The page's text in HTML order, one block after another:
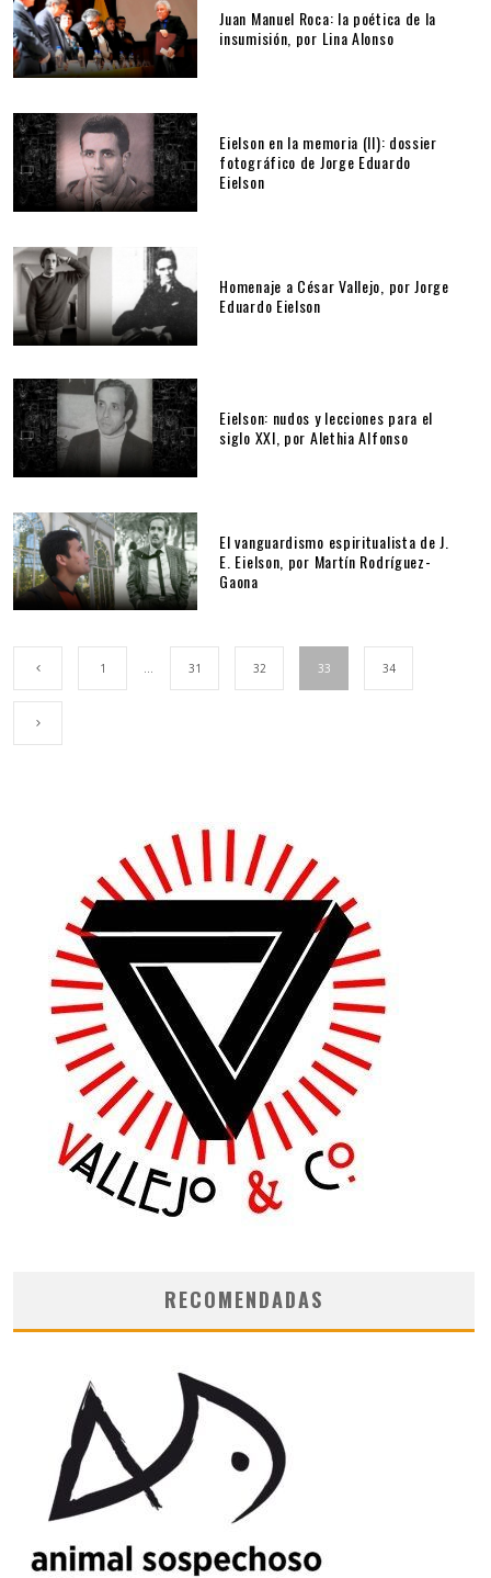
Juan Manuel Roca: la poética de la
insumisión, por Lina Alonso
Eielson en la memoria (II): dossier
fotográfico de Jorge Eduardo
Eielson
Homenaje a César Vallejo, por Jorge
Eduardo Eielson
Eielson: nudos y lecciones para el
siglo XXI, por Alethia Alfonso
El vanguardismo espiritualista de J.
E. Eielson, por Martín Rodríguez-
Gaona
1 31 32 33 34
RECOMENDADAS